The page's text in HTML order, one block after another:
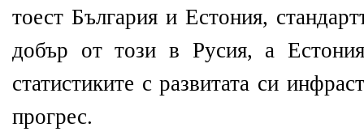
тоест България и Естония,
добър от този в Русия, а
статистиките с развитата си
прогрес.